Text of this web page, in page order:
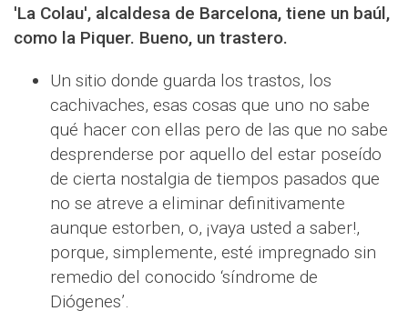
'La Colau', alcaldesa de Barcelona, tiene un baúl,
como la Piquer. Bueno, un trastero.
Un sitio donde guarda los trastos, los
cachivaches, esas cosas que uno no sabe
qué hacer con ellas pero de las que no sabe
desprenderse por aquello del estar poseído
de cierta nostalgia de tiempos pasados que
no se atreve a eliminar definitivamente
aunque estorben, o, ¡vaya usted a saber!,
porque, simplemente, esté impregnado sin
remedio del conocido ‘síndrome de
Diógenes’.